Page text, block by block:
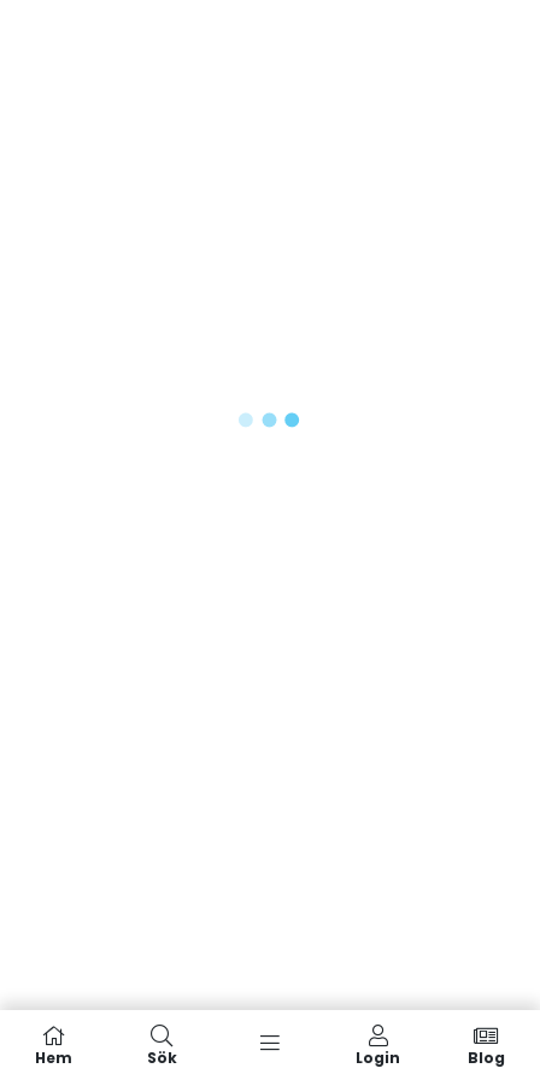
Hem Sök Login Blog